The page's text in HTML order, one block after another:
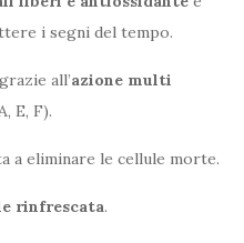
i segni del tempo.
all’azione multi
E, F).
a eliminare le cellule morte.
rinfrescata.